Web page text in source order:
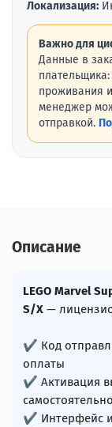
Локализация:
Важно для
Данные в
проживания
менеджер
отправкой.
Описание
LEGO Marvel
S/X —
✔ Код
оплаты
✔ Активация
самостоятельно
✔ Интерфейс и